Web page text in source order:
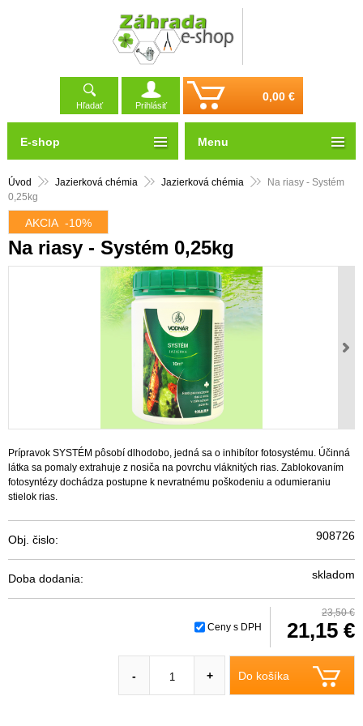
Hľadať Prihlásiť
0,00 €
Úvod Jazierková chémia Jazierková chémia
Na riasy - Systém
0,25kg
AKCIA -10%
Na riasy - Systém 0,25kg
Prípravok SYSTÉM pôsobí dlhodobo, jedná sa o inhibítor fotosystému. Účinná
látka sa pomaly extrahuje z nosiča na povrchu vláknitých rias. Zablokovaním
fotosyntézy dochádza postupne k nevratnému poškodeniu a odumieraniu
stielok rias.
Obj. čislo: 908726
Doba dodania: skladom
Ceny s DPH
23,50 €
21,15 €
Do košíka
- +
E-shop Menu